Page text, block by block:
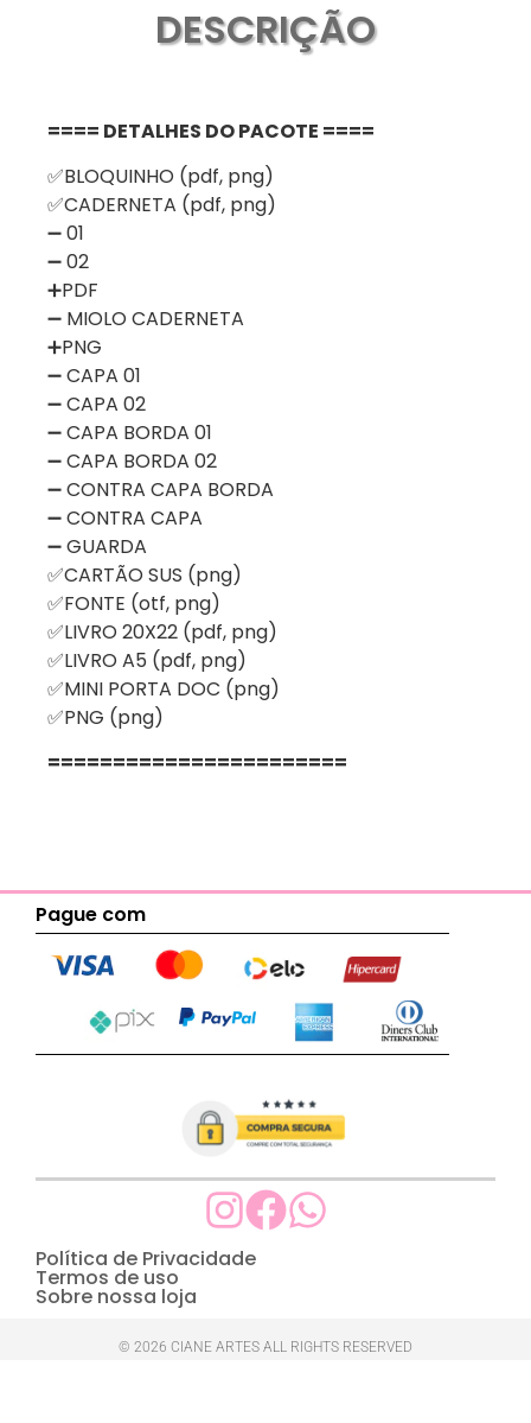
DESCRIÇÃO
==== DETALHES DO PACOTE ====
✅BLOQUINHO (pdf, png)
✅CADERNETA (pdf, png)
➖ 01
➖ 02
➕PDF
➖ MIOLO CADERNETA
➕PNG
➖ CAPA 01
➖ CAPA 02
➖ CAPA BORDA 01
➖ CAPA BORDA 02
➖ CONTRA CAPA BORDA
➖ CONTRA CAPA
➖ GUARDA
✅CARTÃO SUS (png)
✅FONTE (otf, png)
✅LIVRO 20X22 (pdf, png)
✅LIVRO A5 (pdf, png)
✅MINI PORTA DOC (png)
✅PNG (png)
=======================
Pague com
Política de Privacidade
Termos de uso
Sobre nossa loja
© 2026 CIANE ARTES ALL RIGHTS RESERVED